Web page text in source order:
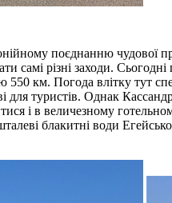
поєднанню чудової
самі різні заходи.
км. Погода влітку тут
для туристів. Однак
і в величезному
блакитні води